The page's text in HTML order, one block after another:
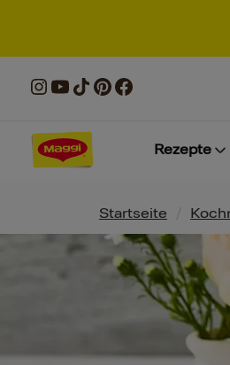
Rezepte
Pfadnavigation
Startseite